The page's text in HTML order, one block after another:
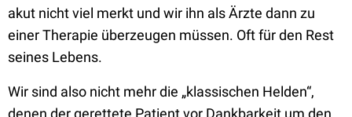
akut nicht viel merkt und wir ihn als Ärzte dann zu
einer Therapie überzeugen müssen. Oft für den Rest
seines Lebens.
Wir sind also nicht mehr die „klassischen Helden“,
denen der gerettete Patient vor Dankbarkeit um den